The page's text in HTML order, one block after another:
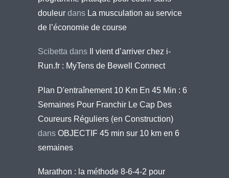
douleur dans La musculation au service
de l’économie de course
Scibetta dans
Il vient d’arriver chez i-
Run.fr : MyTens de Bewell Connect
Plan D'entraînement 10 Km En 45 Min : 6
Semaines Pour Franchir Le Cap Des
Coureurs Réguliers (en Construction)
dans OBJECTIF 45 min sur 10 km en 6
semaines
Marathon : la méthode 8-6-4-2 pour